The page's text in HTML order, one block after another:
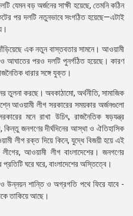
যেমন বড় অর্জনের সাক্ষী হয়েছে, তেমনি কঠিন
পর দলটি নতুনভাবে সংগঠিত হয়েছে—এটাই
এক নতুন বাস্তবতার সামনে। আওয়ামী
ও আঘাতের পরও দলটি পুনর্গঠিত হয়েছে। কারণ
ধারার সঙ্গে যুক্ত।
তুলনা করছে। অবকাঠামো, অর্থনীতি, সামাজিক
আওয়ামী লীগ সরকারের সময়কার অর্জনগুলো
মনে রাখা উচিৎ, রাজনৈতিক ষড়যন্ত্র
কিন্তু জনগণের দীর্ঘদিনের আস্থা ও ঐতিহাসিক
লীগ রক্ত দিয়ে কিনে, যুদ্ধে বিজয়ী হয়ে এই
লীগের, আওয়ামী লীগ বাংলাদেশের। জনগণের
ঘরে ঘরে, বাংলাদেশের অস্তিত্বে।
উন্নয়ন শান্তি ও অগ্রগতি পথে ফিরে যাবে -
তাকিয়ে আছে।